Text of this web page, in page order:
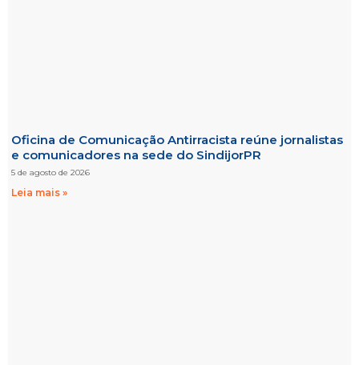
Oficina de Comunicação Antirracista reúne jornalistas
e comunicadores na sede do SindijorPR
5 de agosto de 2026
Leia mais »